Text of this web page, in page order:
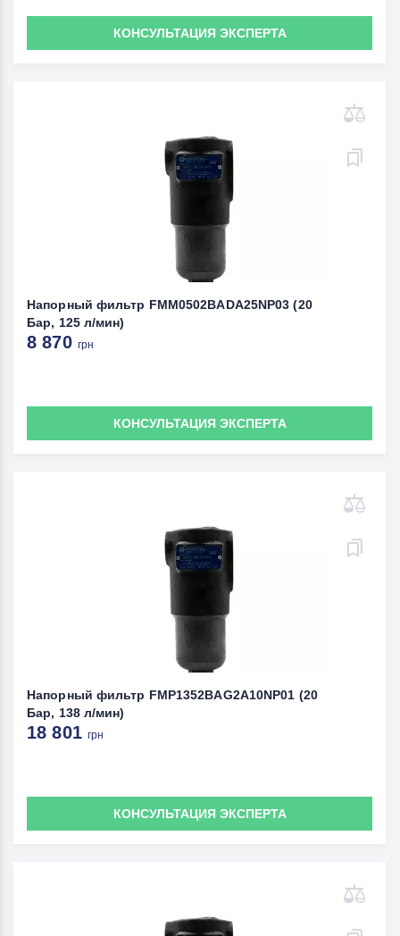
КОНСУЛЬТАЦИЯ ЭКСПЕРТА
Напорный фильтр FMM0502BADA25NP03 (20
Бар, 125 л/мин)
8 870 грн
КОНСУЛЬТАЦИЯ ЭКСПЕРТА
Напорный фильтр FMP1352BAG2A10NP01 (20
Бар, 138 л/мин)
18 801грн
КОНСУЛЬТАЦИЯ ЭКСПЕРТА